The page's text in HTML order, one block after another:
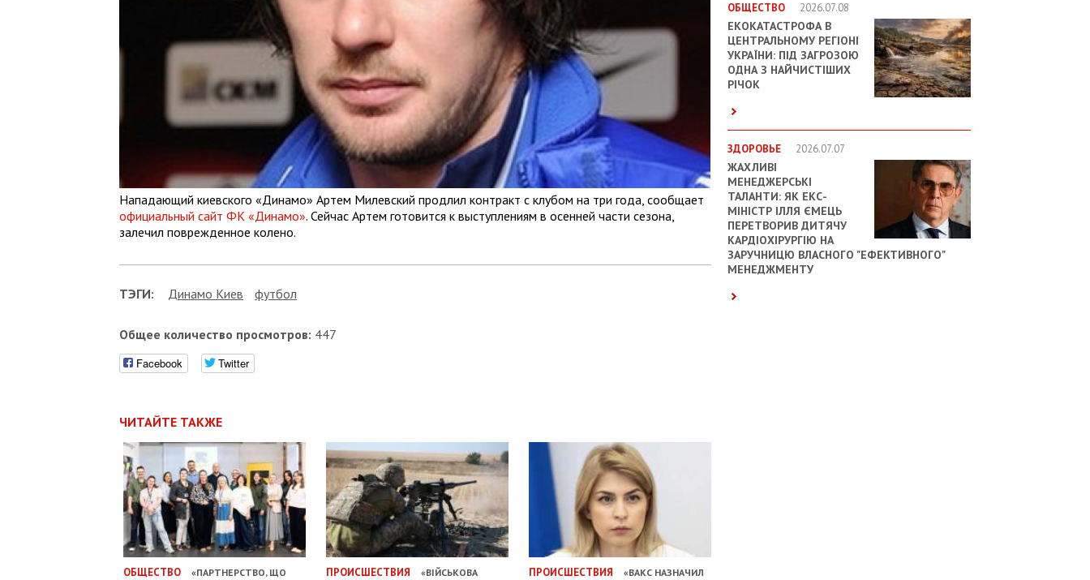
ОБЩЕСТВО 2026.07.08
ЕКОКАТАСТРОФА В
ЦЕНТРАЛЬНОМУ РЕГІОНІ
УКРАЇНИ: ПІД ЗАГРОЗОЮ
ОДНА З НАЙЧИСТІШИХ
РІЧОК
ЗДОРОВЬЕ 2026.07.07
ЖАХЛИВІ
МЕНЕДЖЕРСЬКІ
ТАЛАНТИ: ЯК ЕКС-
МІНІСТР ІЛЛЯ ЄМЕЦЬ
ПЕРЕТВОРИВ ДИТЯЧУ
КАРДІОХІРУРГІЮ НА
ЗАРУЧНИЦЮ ВЛАСНОГО "ЕФЕКТИВНОГО"
МЕНЕДЖМЕНТУ
Нападающий киевского «Динамо» Артем Милевский продлил контракт с клубом на три года, сообщает
официальный сайт ФК «Динамо». Сейчас Артем готовится к выступлениям в осенней части сезона,
залечил поврежденное колено.
ТЭГИ: Динамо Киев футбол
Общее количество просмотров: 447
Facebook Twitter
ЧИТАЙТЕ ТАКЖЕ
ОБЩЕСТВО
«ПАРТНЕРСТВО, ЩО
ПРОИСШЕСТВИЯ
«ВІЙСЬКОВА
ПРОИСШЕСТВИЯ
«ВАКС НАЗНАЧИЛ